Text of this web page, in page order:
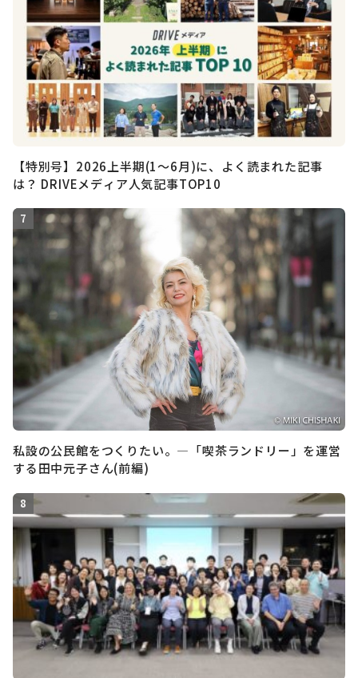
【特別号】2026上半期(1〜6月)に、よく読まれた記事
は？ DRIVEメディア人気記事TOP10
私設の公民館をつくりたい。―「喫茶ランドリー」を運営
する田中元子さん(前編)